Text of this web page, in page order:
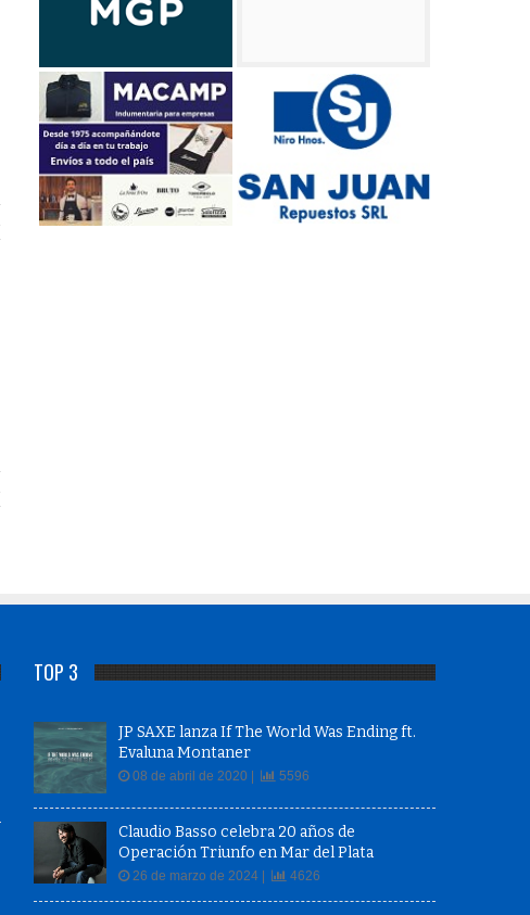
TOP 3
JP SAXE lanza If The World Was Ending ft.
Evaluna Montaner
08 de abril de 2020 | 5596
Claudio Basso celebra 20 años de
Operación Triunfo en Mar del Plata
26 de marzo de 2024 | 4626